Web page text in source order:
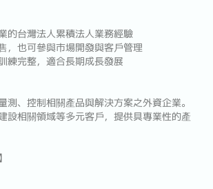
的台灣法人累積法人業務經驗
，也可參與市場開發與客戶管理
練完整，適合長期成長發展
測、控制相關產品與解決方案之外資企業。
設相關領域等多元客戶，提供具專業性的產